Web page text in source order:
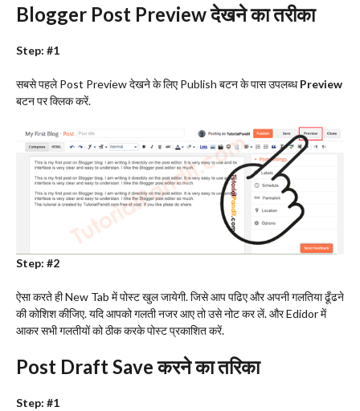
Blogger Post Preview देखने का तरीका
Step: #1
सबसे पहले Post Preview देखने के लिए Publish बटन के पास उपलब्धPreview
बटन पर क्लिक करें.
Step: #2
ऐसा करते ही New Tab में पोस्ट खुल जायेगी. जिसे आप पढिए और अपनी गलतिया ढूँढने
की कोशिश कीजिए. यदि आपको गलती नजर आए तो उसे नोट कर लें. और Edidor में
आकर सभी गलतीयों को ठीक करके पोस्ट प्रकाशित करें.
Post Draft Save करने का तरिका
Step: #1